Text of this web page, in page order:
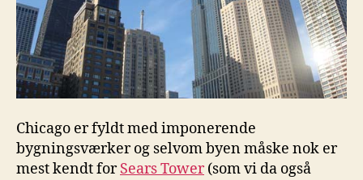
Chicago er fyldt med imponerende
bygningsværker og selvom byen måske nok er
mest kendt forSears Tower(som vi da også